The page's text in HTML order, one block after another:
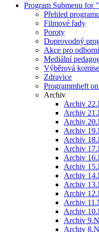
Program Submenu for
Přehled programu
Filmové řady
Poroty
Doprovodný
Akce pro
Mediální
Výběrová komise
Zdravice
Programmheft
Archiv
Archiv
Archiv
Archiv
Archiv
Archiv
Archiv
Archiv
Archiv
Archiv
Archiv
Archiv
Archiv
Archiv
Archiv
Archiv